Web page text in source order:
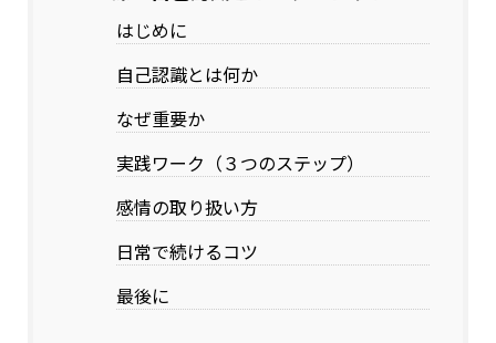
はじめに
自己認識とは何か
なぜ重要か
実践ワーク（３つのステップ）
感情の取り扱い方
日常で続けるコツ
最後に